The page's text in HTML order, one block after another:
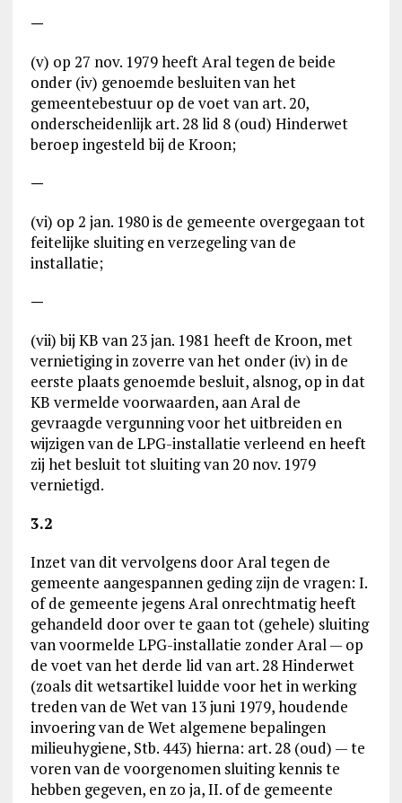
—
(v) op 27 nov. 1979 heeft Aral tegen de beide
onder (iv) genoemde besluiten van het
gemeentebestuur op de voet van art. 20,
onderscheidenlijk art. 28 lid 8 (oud) Hinderwet
beroep ingesteld bij de Kroon;
—
(vi) op 2 jan. 1980 is de gemeente overgegaan tot
feitelijke sluiting en verzegeling van de
installatie;
—
(vii) bij KB van 23 jan. 1981 heeft de Kroon, met
vernietiging in zoverre van het onder (iv) in de
eerste plaats genoemde besluit, alsnog, op in dat
KB vermelde voorwaarden, aan Aral de
gevraagde vergunning voor het uitbreiden en
wijzigen van de LPG-installatie verleend en heeft
zij het besluit tot sluiting van 20 nov. 1979
vernietigd.
3.2
Inzet van dit vervolgens door Aral tegen de
gemeente aangespannen geding zijn de vragen: I.
of de gemeente jegens Aral onrechtmatig heeft
gehandeld door over te gaan tot (gehele) sluiting
van voormelde LPG-installatie zonder Aral — op
de voet van het derde lid van art. 28 Hinderwet
(zoals dit wetsartikel luidde voor het in werking
treden van de Wet van 13 juni 1979, houdende
invoering van de Wet algemene bepalingen
milieuhygiene, Stb. 443) hierna: art. 28 (oud) — te
voren van de voorgenomen sluiting kennis te
hebben gegeven, en zo ja, II. of de gemeente